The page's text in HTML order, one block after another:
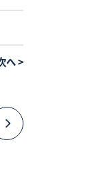
へ>